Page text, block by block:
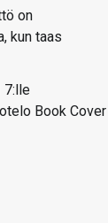
on
kun taas
7:lle
Book Cover